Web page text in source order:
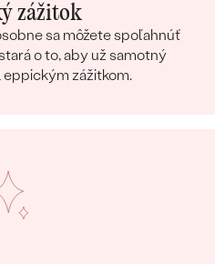
zážitok
sa môžete spoľahnúť
o to, aby už samotný
zážitkom.